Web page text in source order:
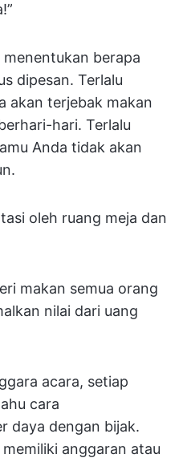
berapa
dipesan. Terlalu
akan terjebak makan
hari. Terlalu
Anda tidak akan
oleh ruang meja dan
makan semua orang
nilai dari uang
acara, setiap
cara
daya dengan bijak.
anggaran atau